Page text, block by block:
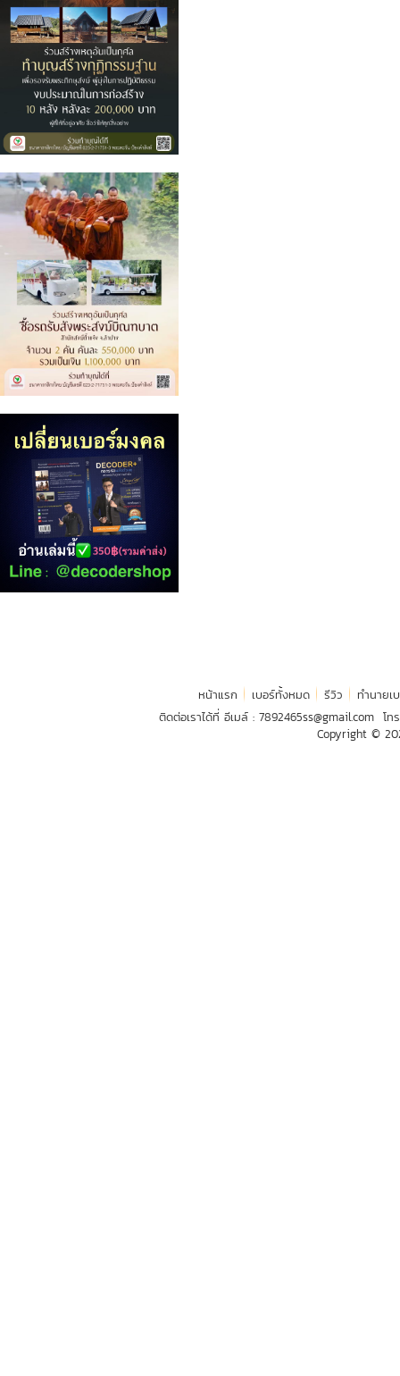
หน้าแรก เบอร์ทั้งหมด รีวิว
ทำนายเ
ติดต่อเราได้ที่ อีเมล์ : 7892465ss@gmail.com โท
Copyright ©